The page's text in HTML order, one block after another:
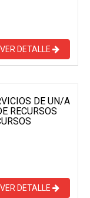
VER DETALLE
DE UN/A
RECURSOS
VER DETALLE